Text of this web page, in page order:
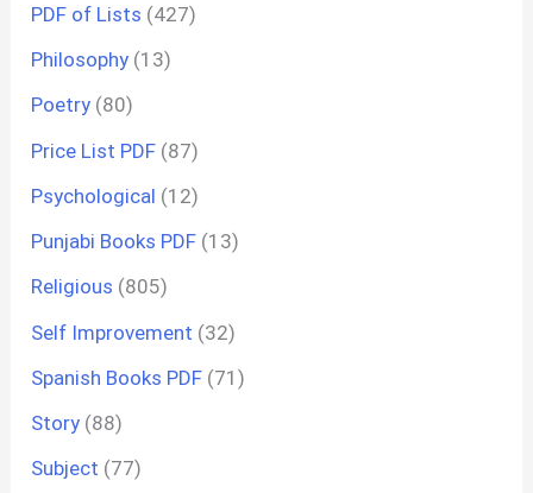
PDF of Lists (427)
Philosophy (13)
Poetry (80)
Price List PDF (87)
Psychological (12)
Punjabi Books PDF (13)
Religious (805)
Self Improvement (32)
Spanish Books PDF (71)
Story (88)
Subject (77)